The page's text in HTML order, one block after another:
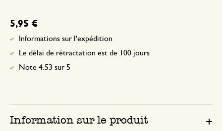
5,95 €
Informations sur l'expédition
Le délai de rétractation est de 100 jours
Note 4.53 sur 5
Information sur le produit